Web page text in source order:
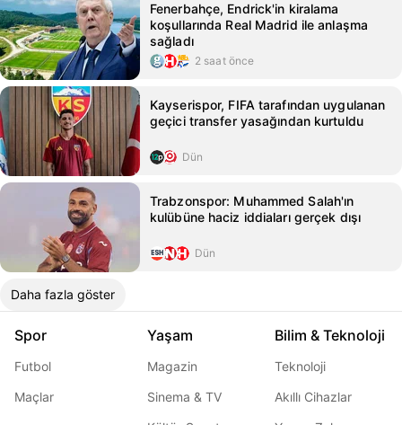
Fenerbahçe, Endrick'in kiralama
koşullarında Real Madrid ile anlaşma
sağladı
2 saat önce
Kayserispor, FIFA tarafından uygulanan
geçici transfer yasağından kurtuldu
Dün
Trabzonspor: Muhammed Salah'ın
kulübüne haciz iddiaları gerçek dışı
Dün
Daha fazla göster
Spor
Futbol
Maçlar
Yaşam
Magazin
Sinema & TV
Bilim & Teknoloji
Teknoloji
Akıllı Cihazlar